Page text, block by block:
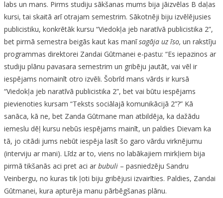
labs un mans. Pirms studiju sākšanas mums bija jāizvēlas B daļas
kursi, tai skaitā arī otrajam semestrim. Sākotnēji biju izvēlējusies
publicistiku, konkrētāk kursu “Viedokļa jeb naratīvā publicistika 2”,
bet pirmā semestra beigās kaut kas manīsagāja uz īso, un rakstīju
programmas direktorei Zandai Gūtmanei e-pastu: “Es iepazinos ar
studiju plānu pavasara semestrim un gribēju jautāt, vai vēl ir
iespējams nomainīt otro izvēli. Šobrīd mans vārds ir kursā
“Viedokļa jeb naratīvā publicistika 2”, bet vai būtu iespējams
pievienoties kursam “Teksts sociālajā komunikācijā 2”?” Kā
sanāca, kā ne, bet Zanda Gūtmane man atbildēja, ka dažādu
iemeslu dēļ kursu nebūs iespējams mainīt, un paldies Dievam ka
tā, jo citādi jums nebūt iespēja lasīt šo garo vārdu virknējumu
(interviju ar mani). Līdz ar to, viens no labākajiem mirkļiem bija
pirmā tikšanās aci pret aci ar bubuli – pasniedzēju Sandru
Veinbergu, no kuras tik ļoti biju gribējusi izvairīties. Paldies, Zandai
Gūtmanei, kura apturēja manu pārbēgšanas plānu.